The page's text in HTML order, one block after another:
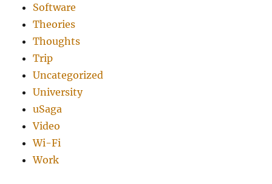
Software
Theories
Thoughts
Trip
Uncategorized
University
uSaga
Video
Wi-Fi
Work